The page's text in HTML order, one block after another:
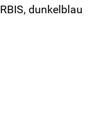
Rucksack Atlantis v, ACERBIS, dunkelblau